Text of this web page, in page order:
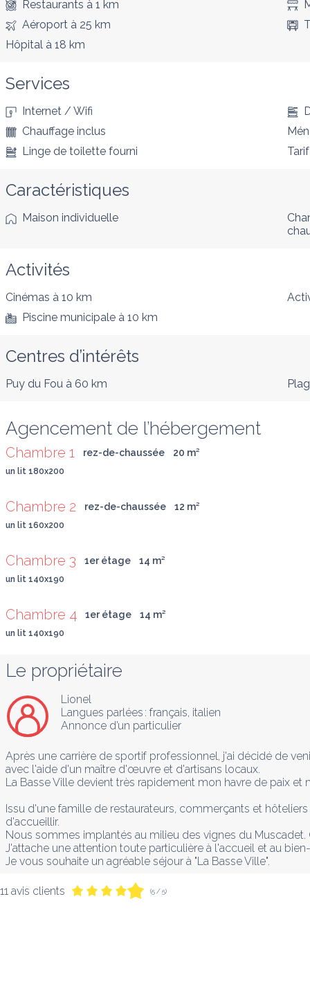
Restaurants à 1 km
Aéroport à 25 km
Hôpital à 18 km
Services
Internet / Wifi
Chauffage inclus
Linge de toilette fourni
Caractéristiques
Maison individuelle
Activités
Cinémas à 10 km
Piscine municipale à 10 km
Centres d’intérêts
Puy du Fou à 60 km
Agencement de l’hébergement
Chambre 1 rez-de-chaussée 20 m²
un lit 180x200
Chambre 2 rez-de-chaussée 12 m²
un lit 160x200
Chambre 3 1er étage 14 m²
un lit 140x190
Chambre 4 1er étage 14 m²
un lit 140x190
Le propriétaire
Lionel
Langues parlées : français italien
Annonce d’un particulier
Après une carrière de sportif professionnel, j'ai décidé de
avec l'aide d'un maître d'œuvre et d'artisans locaux.
La Basse Ville devient très rapidement mon havre de paix
Issu d'une famille de restaurateurs, commerçants et
d'accueillir.
Nous sommes implantés au milieu des vignes du
J'attache une attention toute particulière à l'accueil et au
Je vous souhaite un agréable séjour à "La Basse Ville".
11 avis clients (5 / 5)